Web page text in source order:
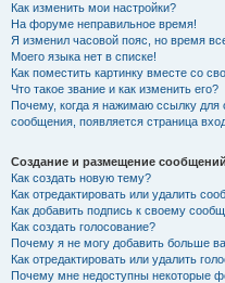
Как изменить мои настройки?
На форуме неправильное время!
Я изменил часовой пояс, но время
Моего языка нет в списке!
Как поместить картинку вместе со
Что такое звание и как изменить его?
Почему, когда я нажимаю ссылку для
сообщения, появляется страница
Создание и размещение сообщений
Как создать новую тему?
Как отредактировать или удалить
Как добавить подпись к своему
Как создать голосование?
Почему я не могу добавить больше
Как отредактировать или удалить
Почему мне недоступны некоторые